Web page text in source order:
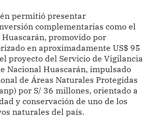
permitió presentar
complementarias como el
promovido por
en aproximadamente US$ 95
proyecto del Servicio de Vigilancia
Nacional Huascarán, impulsado
de Áreas Naturales Protegidas
por S/ 36 millones, orientado a
y conservación de uno de los
naturales del país.